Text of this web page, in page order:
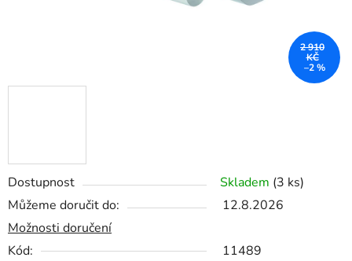
Dostupnost Skladem (3 ks)
Můžeme doručit do:
12.8.2026
Možnosti doručení
Kód:
11489
2 910
KČ
–2 %